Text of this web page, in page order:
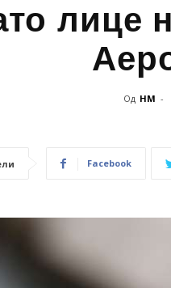
лице
Од НМ -
Facebook